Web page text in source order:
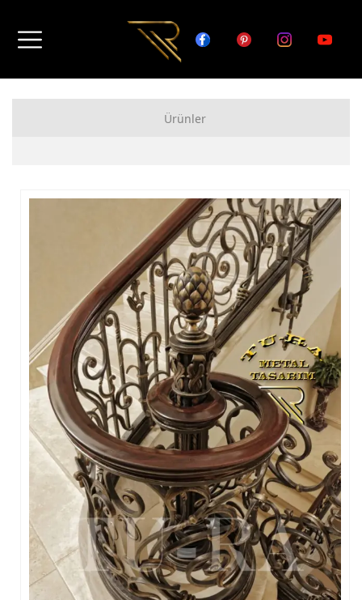
Ürünler
FERFORJE GARAJ KAPISI MODELLERİ
FERFORJE DUVAR ÜSTÜ KORKULUK MODELLERİ
FERFORJE BALKON KORKULUK MODELLERİ
FERFORJE MERDİVEN KORKULUK MODELLERİ
DEMİR MERDİVEN MODELLERİ
FERFORJE PERGOLA & FERFORJE SUNDURMA
FERFORJE ÇARDAK VE KAMELYA MODELLERİ
FERFORJE PENCERE KORKULUK MODELLERİ
METAL RAF MODELLERİ
METAL SEHPA VE DRESUAR MODELLERİ